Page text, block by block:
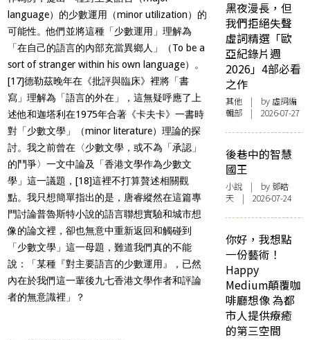
language）的少數運用（minor utilization）的
可能性。他們並將這種「少數運用」理解為
「在自己的語言的內部充當異鄉人」（To be a
sort of stranger within his own language）。
[17]德勒茲晚年在《批評與臨床》裡將「書
寫」理解為「語言的外在」，這無疑呼應了上
述他和迦塔利在1975年合著《卡夫卡》一書時
對「少數文學」（minor literature）理論的探
討。我之前曾在〈少數文學，或不為「承認」
的鬥爭〉一文中論及「香港文學作為少數文
學」這一議題，[18]這裡不打算贅述相關觀
點。我只想簡單指出的是，唐睿縱然在這篇專
門討論普魯斯特小說的語言聯想實驗和城市想
像的論文裡，卻也無意中重新返回和觸碰到
「少數文學」這一母題，難道我們真的不能
說：「某種『對主要語言的少數運用』，已然
內在於我們這一輩後九七香港文學作者和評論
者的無意識裡」？
黑夜漫長，但
我們拒絕失聲
虛詞精選「歐
亞紀錄片週
2026」4部必看
之作
其他 | by 虛詞編
輯部 | 2026-07-27
後巷中的智慧
國王
小說 | by 鄧皓
天 | 2026-07-24
你好，我想點
一份藝術！
Happy
Medium顛覆咖
啡廳想像 為都
市人提供療癒
的第三空間